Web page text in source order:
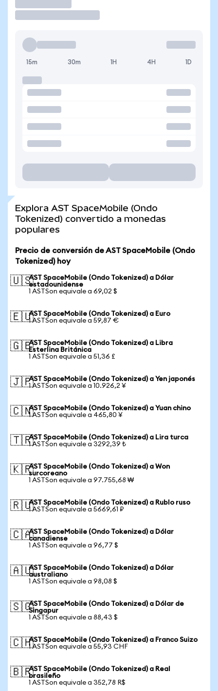
15m 30m 1H 4H 1D
Explora AST SpaceMobile (Ondo
Tokenized) convertido a monedas
populares
Precio de conversión de AST SpaceMobile (Ondo
Tokenized) hoy
🇺🇸AST SpaceMobile (Ondo Tokenized) a Dólar
estadounidense
1 ASTSon equivale a 69,02 $
🇪🇺AST SpaceMobile (Ondo Tokenized) a Euro
1 ASTSon equivale a 59,87 €
🇬🇧AST SpaceMobile (Ondo Tokenized) a Libra
Esterlina Británica
1 ASTSon equivale a 51,36 £
🇯🇵AST SpaceMobile (Ondo Tokenized) a Yen japonés
1 ASTSon equivale a 10.926,2 ¥
🇨🇳AST SpaceMobile (Ondo Tokenized) a Yuan chino
1 ASTSon equivale a 465,80 ¥
🇹🇷AST SpaceMobile (Ondo Tokenized) a Lira turca
1 ASTSon equivale a 3292,39 ₺
🇰🇷AST SpaceMobile (Ondo Tokenized) a Won
surcoreano
1 ASTSon equivale a 97.755,68 ₩
🇷🇺AST SpaceMobile (Ondo Tokenized) a Rublo ruso
1 ASTSon equivale a 5669,61 ₽
🇨🇦AST SpaceMobile (Ondo Tokenized) a Dólar
canadiense
1 ASTSon equivale a 96,77 $
🇦🇺AST SpaceMobile (Ondo Tokenized) a Dólar
australiano
1 ASTSon equivale a 98,08 $
🇸🇬AST SpaceMobile (Ondo Tokenized) a Dólar de
Singapur
1 ASTSon equivale a 88,43 $
🇨🇭AST SpaceMobile (Ondo Tokenized) a Franco Suizo
1 ASTSon equivale a 55,93 CHF
🇧🇷AST SpaceMobile (Ondo Tokenized) a Real
brasileño
1 ASTSon equivale a 352,78 R$